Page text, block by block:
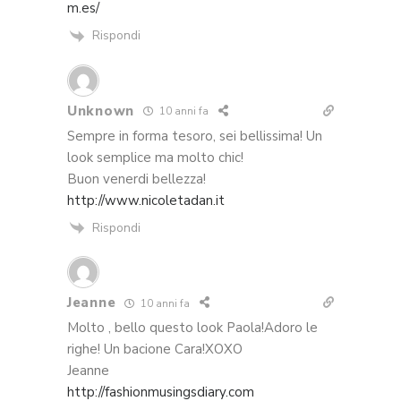
m.es/
Rispondi
Unknown 10 anni fa
Sempre in forma tesoro, sei bellissima! Un
look semplice ma molto chic!
Buon venerdi bellezza!
http://www.nicoletadan.it
Rispondi
Jeanne 10 anni fa
Molto , bello questo look Paola!Adoro le
righe! Un bacione Cara!XOXO
Jeanne
http://fashionmusingsdiary.com